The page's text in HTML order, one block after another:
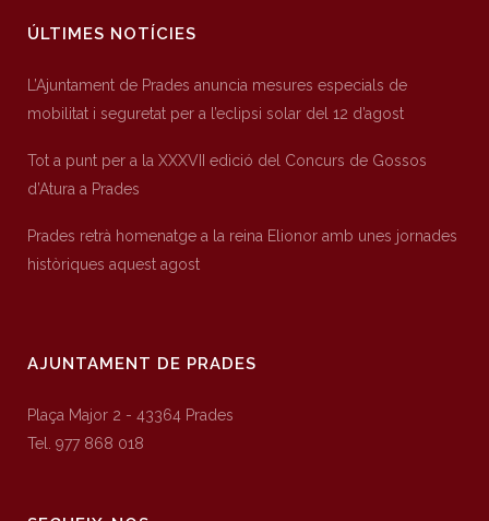
ÚLTIMES NOTÍCIES
L’Ajuntament de Prades anuncia mesures especials de
mobilitat i seguretat per a l’eclipsi solar del 12 d’agost
Tot a punt per a la XXXVII edició del Concurs de Gossos
d’Atura a Prades
Prades retrà homenatge a la reina Elionor amb unes jornades
històriques aquest agost
AJUNTAMENT DE PRADES
Plaça Major 2 - 43364 Prades
Tel. 977 868 018